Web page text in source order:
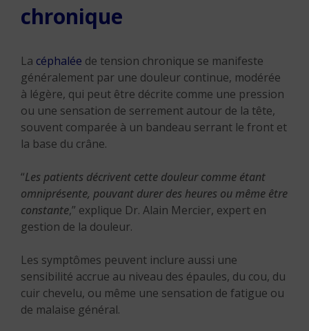
chronique
La céphalée de tension chronique se manifeste
généralement par une douleur continue, modérée
à légère, qui peut être décrite comme une pression
ou une sensation de serrement autour de la tête,
souvent comparée à un bandeau serrant le front et
la base du crâne.
“Les patients décrivent cette douleur comme étant
omniprésente, pouvant durer des heures ou même être
constante,” explique Dr. Alain Mercier, expert en
gestion de la douleur.
Les symptômes peuvent inclure aussi une
sensibilité accrue au niveau des épaules, du cou, du
cuir chevelu, ou même une sensation de fatigue ou
de malaise général.